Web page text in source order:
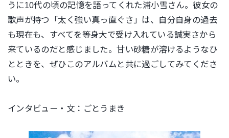
うに10代の頃の記憶を語ってくれた浦小雪さん。彼女の
歌声が持つ「太く強い真っ直ぐさ」は、自分自身の過去
も現在も、すべてを等身大で受け入れている誠実さから
来ているのだと感じました。甘い砂糖が溶けるようなひ
とときを、ぜひこのアルバムと共に過ごしてみてくださ
い。
インタビュー・文：ごとうまき